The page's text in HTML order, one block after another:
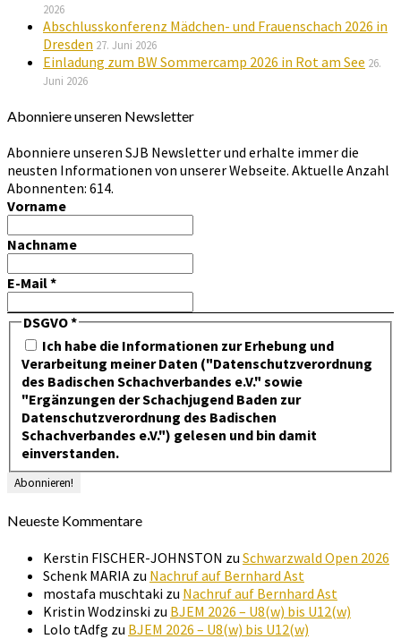
2026
Abschlusskonferenz Mädchen- und Frauenschach 2026 in
Dresden 27. Juni 2026
Einladung zum BW Sommercamp 2026 in Rot am See 26.
Juni 2026
Abonniere unseren Newsletter
Abonniere unseren SJB Newsletter und erhalte immer die
neusten Informationen von unserer Webseite. Aktuelle Anzahl
Abonnenten: 614.
Vorname
Nachname
E-Mail*
DSGVO*
Ich habe die Informationen zur Erhebung und
Verarbeitung meiner Daten ("Datenschutzverordnung
des Badischen Schachverbandes e.V." sowie
"Ergänzungen der Schachjugend Baden zur
Datenschutzverordnung des Badischen
Schachverbandes e.V.") gelesen und bin damit
einverstanden.
Neueste Kommentare
Kerstin FISCHER-JOHNSTON zu Schwarzwald Open 2026
Schenk MARIA zu Nachruf auf Bernhard Ast
mostafa muschtaki zu Nachruf auf Bernhard Ast
Kristin Wodzinski zu BJEM 2026 – U8(w) bis U12(w)
Lolo tAdfg zu BJEM 2026 – U8(w) bis U12(w)